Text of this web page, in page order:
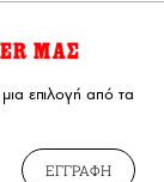
ΜΑΣ
επιλογή από τα
ΕΓΓΡΑΦΗ